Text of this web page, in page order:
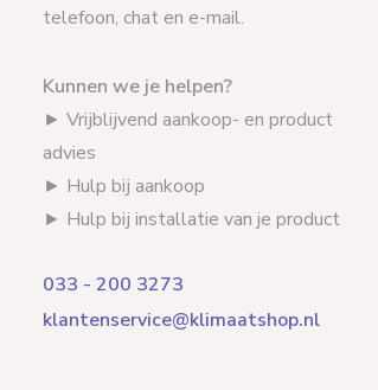
telefoon, chat en e-mail.
Kunnen we je helpen?
► Vrijblijvend aankoop- en product
advies
► Hulp bij aankoop
► Hulp bij installatie van je product
033 - 200 3273
klantenservice@klimaatshop.nl